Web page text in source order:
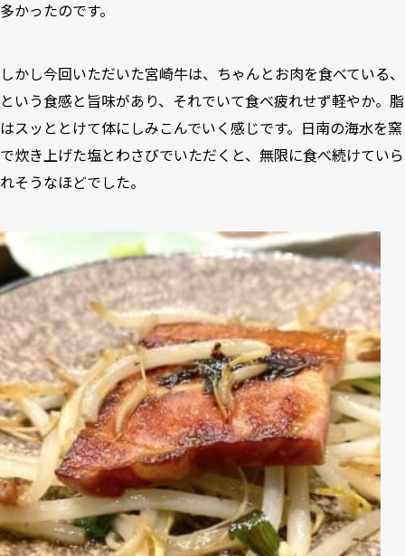
多かったのです。
しかし今回いただいた宮崎牛は、ちゃんとお肉を食べている、
という食感と旨味があり、それでいて食べ疲れせず軽やか。脂
はスッととけて体にしみこんでいく感じです。日南の海水を窯
で炊き上げた塩とわさびでいただくと、無限に食べ続けていら
れそうなほどでした。